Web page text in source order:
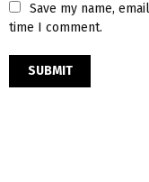
Save my name,
time I comment.